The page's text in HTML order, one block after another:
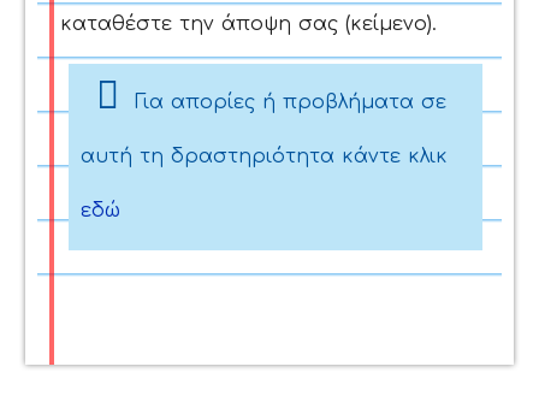
καταθέστε την άποψη σας (κείμενο).
Για απορίες ή προβλήματα σε
αυτή τη δραστηριότητα κάντε κλικ
εδώ